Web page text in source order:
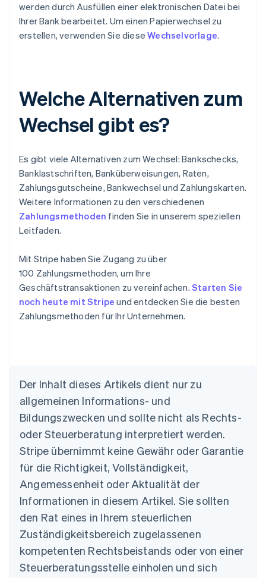
werden durch Ausfüllen einer elektronischen Datei bei
Ihrer Bank bearbeitet. Um einen Papierwechsel zu
erstellen, verwenden Sie dieseWechselvorlage.
Welche Alternativen zum
Wechsel gibt es?
Es gibt viele Alternativen zum Wechsel: Bankschecks,
Banklastschriften, Banküberweisungen, Raten,
Zahlungsgutscheine, Bankwechsel und Zahlungskarten.
Weitere Informationen zu den verschiedenen
Zahlungsmethoden finden Sie in unserem speziellen
Leitfaden.
Mit Stripe haben Sie Zugang zu über
100 Zahlungsmethoden, um Ihre
Geschäftstransaktionen zu vereinfachen. Starten Sie
noch heute mit Stripe und entdecken Sie die besten
Zahlungsmethoden für Ihr Unternehmen.
Der Inhalt dieses Artikels dient nur zu
allgemeinen Informations- und
Bildungszwecken und sollte nicht als Rechts-
oder Steuerberatung interpretiert werden.
Stripe übernimmt keine Gewähr oder Garantie
für die Richtigkeit, Vollständigkeit,
Angemessenheit oder Aktualität der
Informationen in diesem Artikel. Sie sollten
den Rat eines in Ihrem steuerlichen
Zuständigkeitsbereich zugelassenen
kompetenten Rechtsbeistands oder von einer
Steuerberatungsstelle einholen und sich
Australien
English
Belgien
Brasilien
PortuguêsEnglish
Bulgarien
English
Dänemark
English
DeutschEnglish
Estland
English
Festlandchina
简体中文English